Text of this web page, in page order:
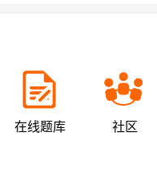
在线题库 社区